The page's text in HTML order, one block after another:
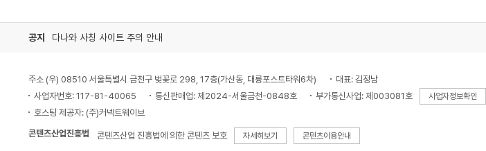
공지 다나와 사칭 사이트 주의 안내
주소 (우) 08510 서울특별시 금천구 벚꽃로 298, 17층(가산동, 대륭포스트타워6차)
대표: 김정남
사업자번호: 117-81-40065
통신판매업: 제2024-서울금천-0848호 부가통신사업: 제003081호 사업자정보확인
호스팅 제공자: (주)커넥트웨이브
콘텐츠산업진흥법
콘텐츠산업 진흥법에 의한 콘텐츠 보호 자세히보기 콘텐츠이용안내